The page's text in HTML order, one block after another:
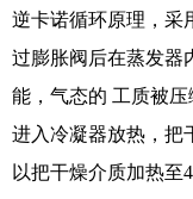
逆卡诺循环原理，采
过膨胀阀后在蒸发器
能，气态的 工质被
进入冷凝器放热，把
以把干燥介质加热至